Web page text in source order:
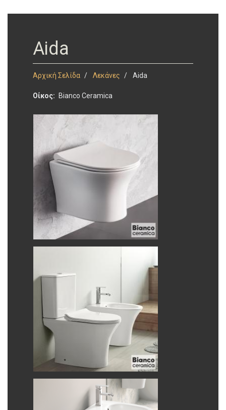
Aida
Αρχική Σελίδα Λεκάνες Aida
Οίκος Bianco Ceramica